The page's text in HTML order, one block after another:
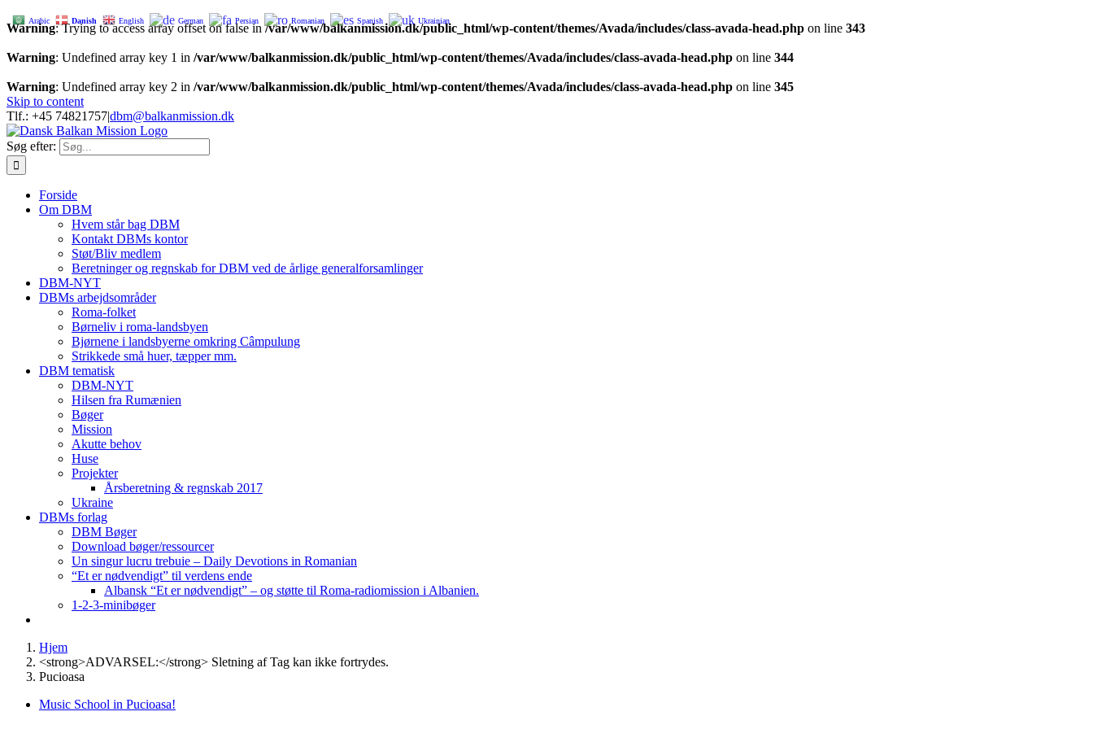
Warning: Trying to access array offset on false in/var/www/balkanmission.dk/public_html/wp-content/themes/Avada/includes/class-avada-head.php on line 343
Warning: Undefined array key 1 in /var/www/balkanmission.dk/public_html/wp-content/themes/Avada/includes/class-avada-head.php on line 344
Warning: Undefined array key 2 in /var/www/balkanmission.dk/public_html/wp-content/themes/Avada/includes/class-avada-head.php on line 345
Skip to content
Tlf.: +45 74821757|dbm@balkanmission.dk
Søg efter:
Forside
Om DBM
Hvem står bag DBM
Kontakt DBMs kontor
Støt/Bliv medlem
Beretninger og regnskab for DBM ved de årlige generalforsamlinger
DBM-NYT
DBMs arbejdsområder
Roma-folket
Børneliv i roma-landsbyen
Bjørnene i landsbyerne omkring Câmpulung
Strikkede små huer, tæpper mm.
DBM tematisk
DBM-NYT
Hilsen fra Rumænien
Bøger
Mission
Akutte behov
Huse
Projekter
Årsberetning & regnskab 2017
Ukraine
DBMs forlag
DBM Bøger
Download bøger/ressourcer
Un singur lucru trebuie – Daily Devotions in Romanian
“Et er nødvendigt” til verdens ende
Albansk “Et er nødvendigt” – og støtte til Roma-radiomission i Albanien.
1-2-3-minibøger
Hjem
<strong>ADVARSEL:</strong> Sletning af Tag kan ikke fortrydes.
Pucioasa
Music School in Pucioasa!
Arabic Danish English German Persian Romanian Spanish Ukrainian